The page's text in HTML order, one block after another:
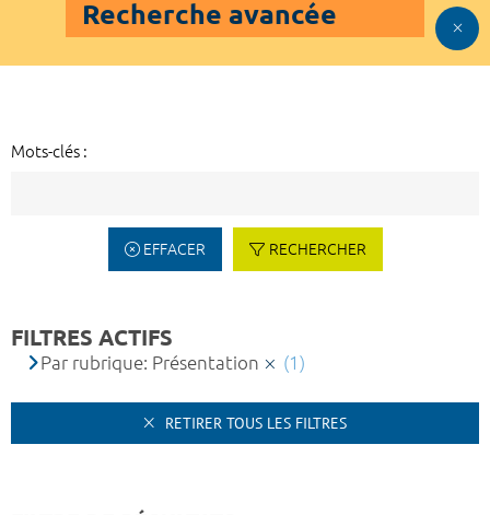
Recherche avancée
Mots-clés :
EFFACER RECHERCHER
FILTRES ACTIFS
Par rubrique: Présentation (1)
RETIRER TOUS LES FILTRES